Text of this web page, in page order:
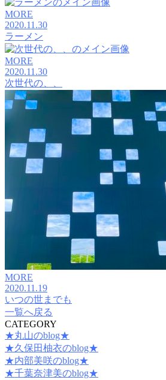
MORE
2020.11.30
ラーメン
MORE
2020.11.30
次世代の、、
MORE
2020.11.19
いつの世までも
一覧へ戻る
CATEGORY
★丸山のblog★
★久保田柚衣のblog★
★内部美咲のblog★
★千葉奈津美のblog★